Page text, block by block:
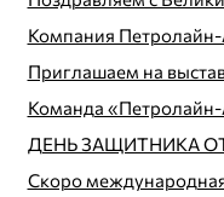
Компания
Приглашаем на
Команда
ДЕНЬ ЗАЩИТНИКА
Скоро